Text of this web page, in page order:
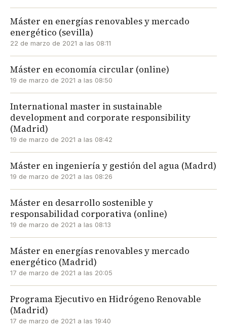
Máster en energías renovables y mercado
energético (sevilla)
22 de marzo de 2021 a las 08:11
Máster en economía circular (online)
19 de marzo de 2021 a las 08:50
International master in sustainable
development and corporate responsibility
(Madrid)
19 de marzo de 2021 a las 08:42
Máster en ingeniería y gestión del agua (Madrd)
19 de marzo de 2021 a las 08:26
Máster en desarrollo sostenible y
responsabilidad corporativa (online)
19 de marzo de 2021 a las 08:13
Máster en energías renovables y mercado
energético (Madrid)
17 de marzo de 2021 a las 20:05
Programa Ejecutivo en Hidrógeno Renovable
(Madrid)
17 de marzo de 2021 a las 19:40